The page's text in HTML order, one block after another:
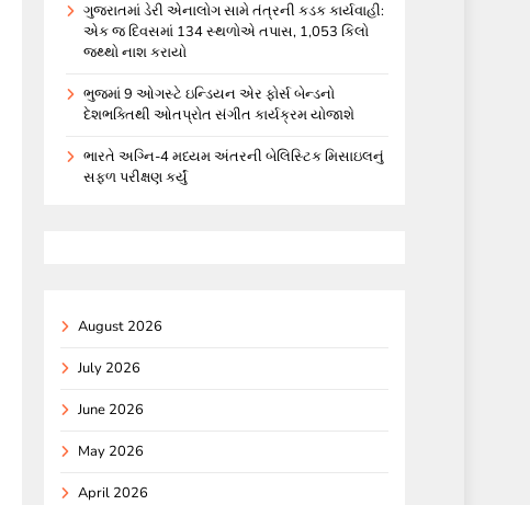
ગુજરાતમાં ડેરી એનાલોગ સામે તંત્રની કડક કાર્યવાહી:
એક જ દિવસમાં 134 સ્થળોએ તપાસ, 1,053 કિલો
જથ્થો નાશ કરાયો
ભુજમાં 9 ઓગસ્ટે ઇન્ડિયન એર ફોર્સ બેન્ડનો
દેશભક્તિથી ઓતપ્રોત સંગીત કાર્યક્રમ યોજાશે
ભારતે અગ્નિ-4 મધ્યમ અંતરની બેલિસ્ટિક મિસાઇલનું
સફળ પરીક્ષણ કર્યું
August 2026
July 2026
June 2026
May 2026
April 2026